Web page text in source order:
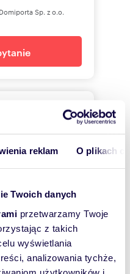
reklam O plikach
Twoich danych
przetwarzamy Twoje
z takich
wyświetlania
analizowania tychże,
telefon
Sp. z o.o.
PROPERCO
telefon
telefon